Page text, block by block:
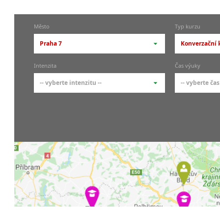
Město
Praha 7
-- vyberte město --
pražské městské části
Praha 7
Praha 9
Praha 10
krajská města
Brno
Plzeň
Typ kurzu
-- vyberte
kurzy s
Online
Letní
Intenzita
-- vyberte intenzitu --
9-14 hodin týdně
20 a více hodin týdně
Čas výuky
-- vyberte
Večerní
Noční